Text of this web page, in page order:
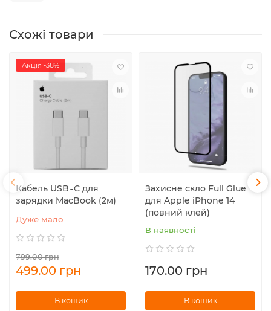
Схожі товари
Акція -38%
Кабель USB‑C для
зарядки MacBook (2м)
Дуже мало
799.00 грн
499.00 грн
В кошик
Захисне скло Full Glue
для Apple iPhone 14
(повний клей)
В наявності
170.00 грн
В кошик